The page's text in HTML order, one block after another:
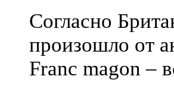
Согласно
произошло от
Franc magon –